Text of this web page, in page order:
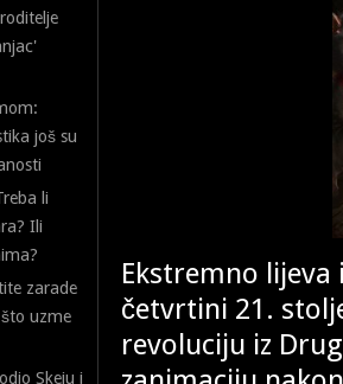
još su
li
Ili
zarade
uzme
Skeju i
Ekstremno
četvrtini 21.
revoluciju iz